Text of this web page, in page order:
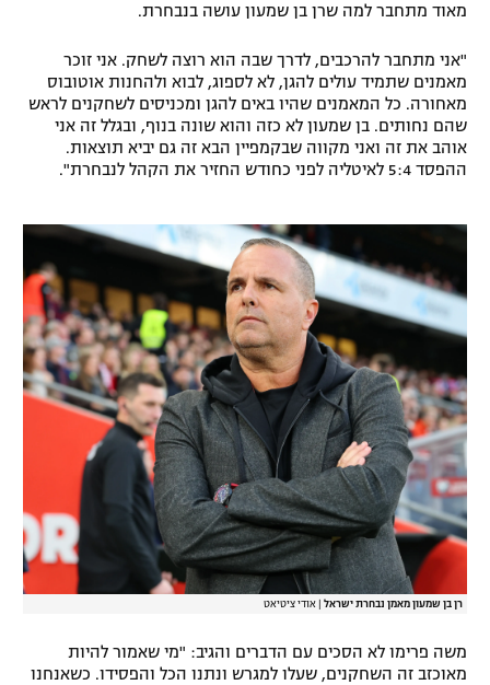
מאוד מתחבר למה שרן בן שמעון עושה בנבחרת.
"אני מתחבר להרכבים, לדרך שבה הוא רוצה לשחק. אני זוכר
מאמנים שתמיד עולים להגן, לא לספוג, לבוא ולהחנות אוטובוס
מאחורה. כל המאמנים שהיו באים להגן ומכניסים לשחקנים לראש
שהם נחותים. בן שמעון לא כזה והוא שונה בנוף, ובגלל זה אני
אוהב את זה ואני מקווה שבקמפיין הבא זה גם יביא תוצאות.
ההפסד 5:4 לאיטליה לפני כחודש החזיר את הקהל לנבחרת".
רן בן שמעון מאמן נבחרת ישראל אודי ציטיאט
משה פרימו לא הסכים עם הדברים והגיב: "מי שאמור להיות
מאוכזב זה השחקנים, שעלו למגרש ונתנו הכל והפסידו. כשאנחנו